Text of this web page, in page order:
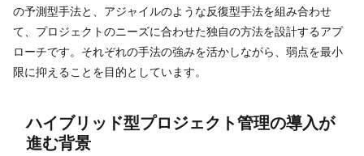
の予測型手法と、アジャイルのような反復型手法を組み合わせ
て、プロジェクトのニーズに合わせた独自の方法を設計するアプ
ローチです。それぞれの手法の強みを活かしながら、弱点を最小
限に抑えることを目的としています。
ハイブリッド型プロジェクト管理の導入が
進む背景